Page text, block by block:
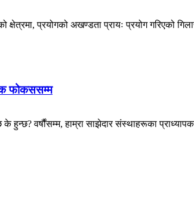
प्रयोगको अखण्डता प्रायः प्रयोग गरिएको
फोकससम्म
हुन्छ? वर्षौंसम्म, हाम्रा साझेदार संस्थाहरूका